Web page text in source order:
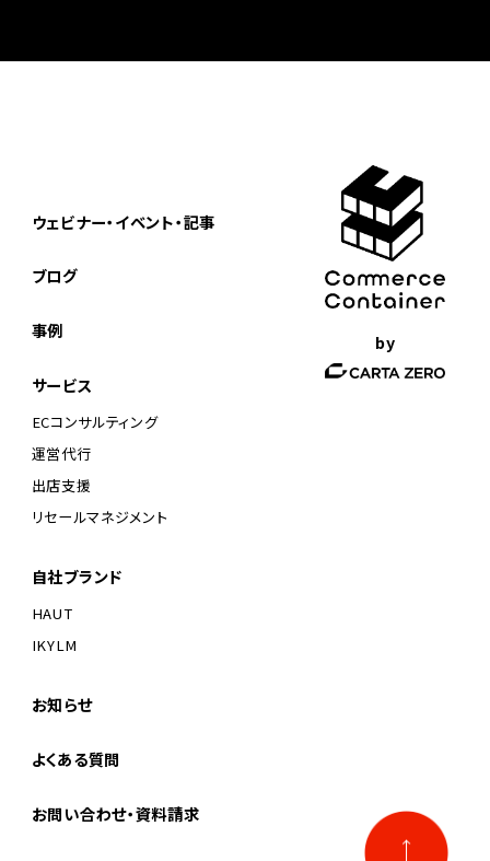
by
ウェビナー・イベント・記事
ブログ
事例
サービス
ECコンサルティング
運営代行
出店支援
リセールマネジメント
自社ブランド
HAUT
IKYLM
お知らせ
よくある質問
お問い合わせ・資料請求